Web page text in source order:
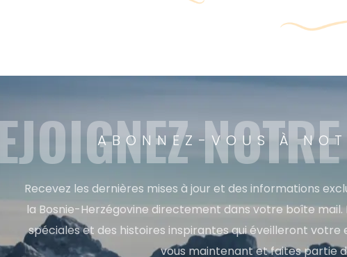
ABONNEZ-VOUS À
Recevez les dernières mises à jour et des informations
la Bosnie-Herzégovine directement dans votre boîte
spéciales et des histoires inspirantes qui éveilleront votre
vous maintenant et faites partie